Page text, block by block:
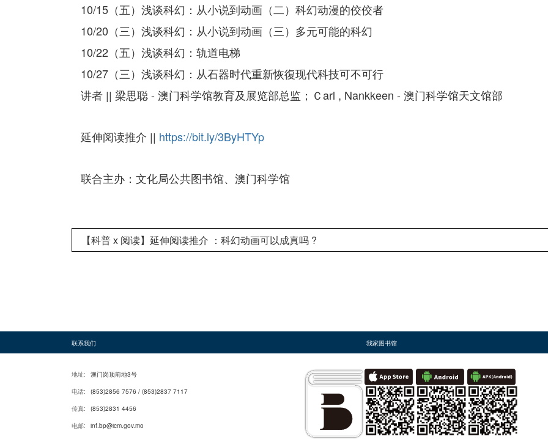
10/15（五）浅谈科幻：从小说到动画（二）科幻动漫的佼佼者
10/20（三）浅谈科幻：从小说到动画（三）多元可能的科幻
10/22（五）浅谈科幻：轨道电梯
10/27（三）浅谈科幻：从石器时代重新恢復现代科技可不可行
讲者 || 梁思聪 - 澳门科学馆教育及展览部总监；Ｃarl , Nankkeen - 澳门科学馆天文馆部
延伸阅读推介 || https://bit.ly/3ByHTYp
联合主办：文化局公共图书馆、澳门科学馆
【科普 x 阅读】延伸阅读推介 ：科幻动画可以成真吗 ?
联系我们 我家图书馆
地址:
澳门岗顶前地3号
电话:
(853)2856 7576 / (853)2837 7117
传真:
(853)2831 4456
电邮:
inf.bp@icm.gov.mo